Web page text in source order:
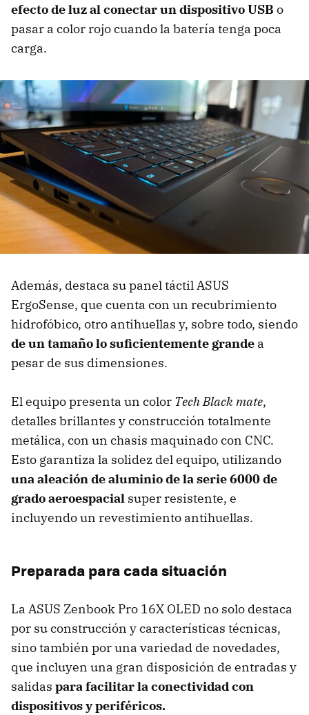
efecto de luz al conectar un dispositivo USB o
pasar a color rojo cuando la batería tenga poca
carga.
Además, destaca su panel táctil ASUS
ErgoSense, que cuenta con un recubrimiento
hidrofóbico, otro antihuellas y, sobre todo, siendo
de un tamaño lo suficientemente grande a
pesar de sus dimensiones.
El equipo presenta un color Tech Black mate,
detalles brillantes y construcción totalmente
metálica, con un chasis maquinado con CNC.
Esto garantiza la solidez del equipo, utilizando
una aleación de aluminio de la serie 6000 de
grado aeroespacial super resistente, e
incluyendo un revestimiento antihuellas.
Preparada para cada situación
La ASUS Zenbook Pro 16X OLED no solo destaca
por su construcción y características técnicas,
sino también por una variedad de novedades,
que incluyen una gran disposición de entradas y
salidas para facilitar la conectividad con
dispositivos y periféricos.